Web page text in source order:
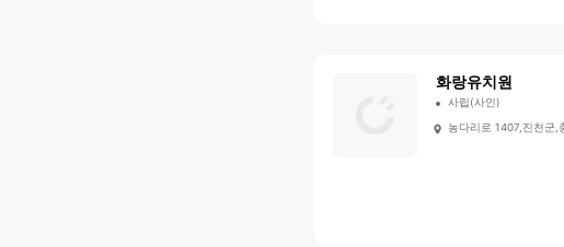
화랑유치원
사립(사인)
농다리로 1407,진천군,